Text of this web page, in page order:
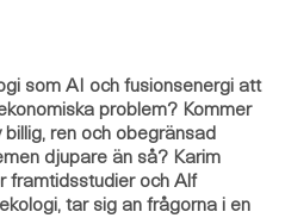
som AI och fusionsenergi att
problem? Kommer
ren och obegränsad
djupare än så? Karim
framtidsstudier och Alf
tar sig an frågorna i en